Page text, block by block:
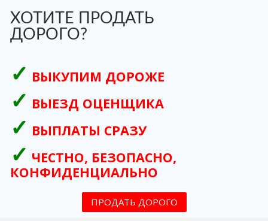
ХОТИТЕ ПРОДАТЬ
ДОРОГО?
ВЫКУПИМ ДОРОЖЕ
ВЫЕЗД ОЦЕНЩИКА
ВЫПЛАТЫ СРАЗУ
ЧЕСТНО, БЕЗОПАСНО,
КОНФИДЕНЦИАЛЬНО
ПРОДАТЬ ДОРОГО